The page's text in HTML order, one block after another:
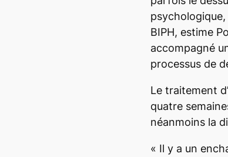
BIPH, estime
accompagné
processus de
Le traitement
quatre
néanmoins la
« Il y a un